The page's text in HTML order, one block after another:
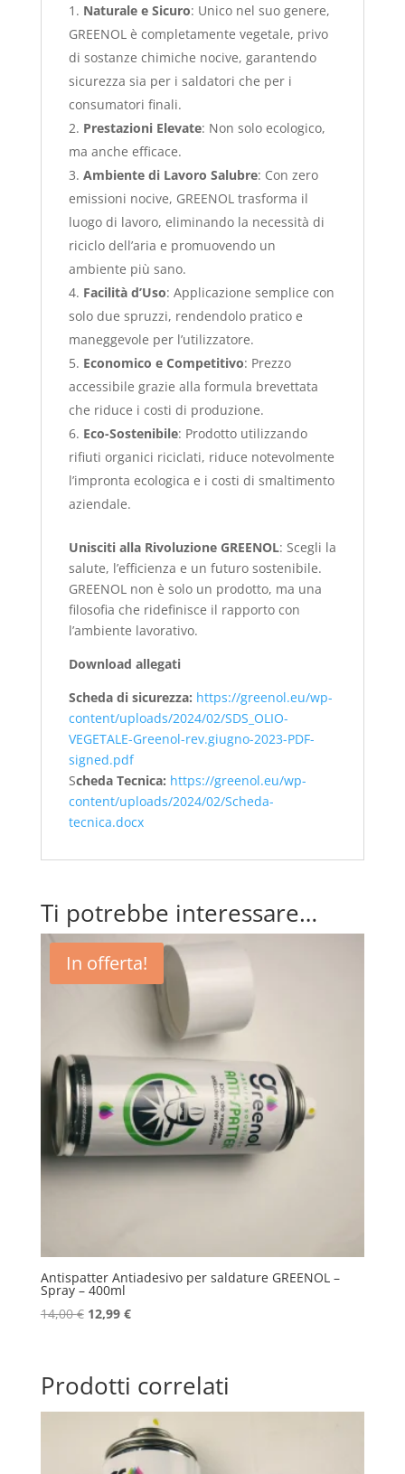
Naturale e Sicuro: Unico nel suo genere,
GREENOL è completamente vegetale, privo
di sostanze chimiche nocive, garantendo
sicurezza sia per i saldatori che per i
consumatori finali.
Prestazioni Elevate: Non solo ecologico,
ma anche efficace.
Ambiente di Lavoro Salubre: Con zero
emissioni nocive, GREENOL trasforma il
luogo di lavoro, eliminando la necessità di
riciclo dell’aria e promuovendo un
ambiente più sano.
Facilità d’Uso: Applicazione semplice con
solo due spruzzi, rendendolo pratico e
maneggevole per l’utilizzatore.
Economico e Competitivo: Prezzo
accessibile grazie alla formula brevettata
che riduce i costi di produzione.
Eco-Sostenibile: Prodotto utilizzando
rifiuti organici riciclati, riduce notevolmente
l’impronta ecologica e i costi di smaltimento
aziendale.
Unisciti alla Rivoluzione GREENOL: Scegli la
salute, l’efficienza e un futuro sostenibile.
GREENOL non è solo un prodotto, ma una
filosofia che ridefinisce il rapporto con
l’ambiente lavorativo.
Download allegati
Scheda di sicurezza: https://greenol.eu/wp-
content/uploads/2024/02/SDS_OLIO-
VEGETALE-Greenol-rev.giugno-2023-PDF-
signed.pdf
Scheda Tecnica: https://greenol.eu/wp-
content/uploads/2024/02/Scheda-
tecnica.docx
Ti potrebbe interessare…
In offerta!
Antispatter Antiadesivo per saldature GREENOL –
Spray – 400ml
14,00€ Il
era:
14,00 €.
12,99 €Il
12,99 €.
Prodotti correlati